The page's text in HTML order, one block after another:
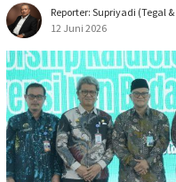
Reporter: Supriyadi (Tegal &
12 Juni 2026